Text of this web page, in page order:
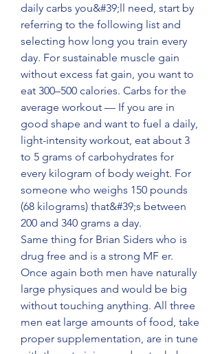
daily carbs you&#39;ll need, start by
referring to the following list and
selecting how long you train every
day. For sustainable muscle gain
without excess fat gain, you want to
eat 300–500 calories. Carbs for the
average workout — If you are in
good shape and want to fuel a daily,
light-intensity workout, eat about 3
to 5 grams of carbohydrates for
every kilogram of body weight. For
someone who weighs 150 pounds
(68 kilograms) that&#39;s between
200 and 340 grams a day.
Same thing for Brian Siders who is
drug free and is a strong MF er.
Once again both men have naturally
large physiques and would be big
without touching anything. All three
men eat large amounts of food, take
proper supplementation, are in tune